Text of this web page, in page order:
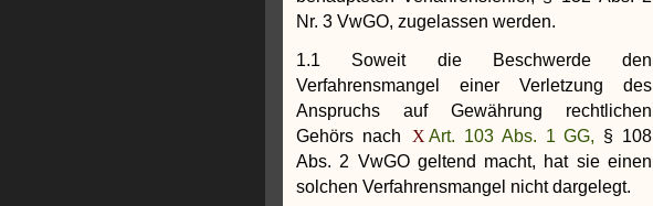
Nr. 3 VwGO, zugelassen werden.
1.1 Soweit die Beschwerde den
Verfahrensmangel einer Verletzung des
Anspruchs auf Gewährung rechtlichen
Gehörs nach
Art. 103 Abs. 1 GG, § 108
Abs. 2 VwGO geltend macht, hat sie einen
solchen Verfahrensmangel nicht dargelegt.